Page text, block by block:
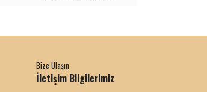
Bize Ulaşın
İletişim Bilgilerimiz